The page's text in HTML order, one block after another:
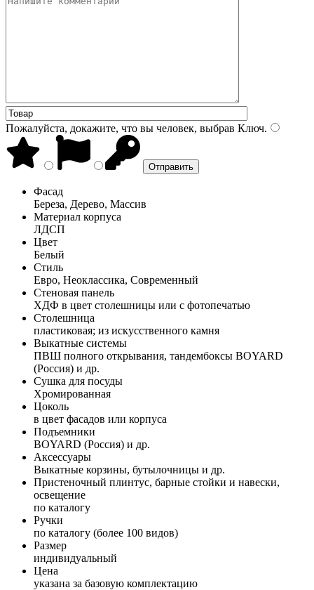
Пожалуйста, докажите, что вы человек, выбрав Ключ.
Фасад
Береза, Дерево, Массив
Материал корпуса
ЛДСП
Цвет
Белый
Стиль
Евро, Неоклассика, Современный
Стеновая панель
ХДФ в цвет столешницы или с фотопечатью
Столешница
пластиковая; из искусственного камня
Выкатные системы
ПВШ полного открывания, тандембоксы BOYARD
(Россия) и др.
Сушка для посуды
Хромированная
Цоколь
в цвет фасадов или корпуса
Подъемники
BOYARD (Россия) и др.
Аксессуары
Выкатные корзины, бутылочницы и др.
Пристеночный плинтус, барные стойки и навески,
освещение
по каталогу
Ручки
по каталогу (более 100 видов)
Размер
индивидуальный
Цена
указана за базовую комплектацию